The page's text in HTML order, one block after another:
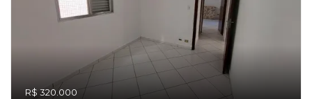
R$ 320.000